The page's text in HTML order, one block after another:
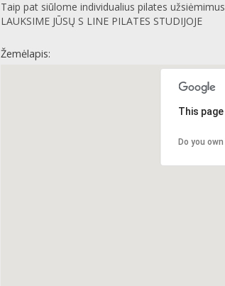
Taip pat siūlome individualius pilates
LAUKSIME JŪSŲ S LINE PILATES STUDIJOJE
Žemėlapis:
This
Do you